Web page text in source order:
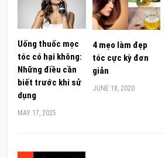
Uống thuốc mọc
tóc có hại không:
Những điều cần
biết trước khi sử
dụng
MAY 17, 2025
4 mẹo làm đẹp
tóc cực kỳ đơn
giản
JUNE 18, 2020